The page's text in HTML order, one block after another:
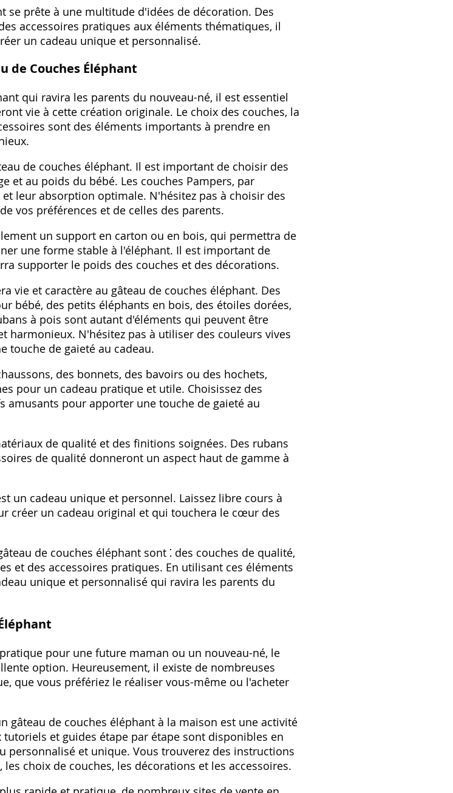
se prête à une multitude d'idées de décoration. Des
accessoires pratiques aux éléments thématiques, il
un cadeau unique et personnalisé.
de Couches Éléphant
qui ravira les parents du nouveau-né, il est essentiel
vie à cette création originale. Le choix des couches, la
sont des éléments importants à prendre en
de couches éléphant. Il est important de choisir des
et au poids du bébé. Les couches Pampers, par
leur absorption optimale. N'hésitez pas à choisir des
vos préférences et de celles des parents.
un support en carton ou en bois, qui permettra de
une forme stable à l'éléphant. Il est important de
supporter le poids des couches et des décorations.
vie et caractère au gâteau de couches éléphant. Des
bébé, des petits éléphants en bois, des étoiles dorées,
à pois sont autant d'éléments qui peuvent être
harmonieux. N'hésitez pas à utiliser des couleurs vives
touche de gaieté au cadeau.
des bonnets, des bavoirs ou des hochets,
pour un cadeau pratique et utile. Choisissez des
amusants pour apporter une touche de gaieté au
de qualité et des finitions soignées. Des rubans
de qualité donneront un aspect haut de gamme à
un cadeau unique et personnel. Laissez libre cours à
créer un cadeau original et qui touchera le cœur des
de couches éléphant sont ⁚ des couches de qualité,
et des accessoires pratiques. En utilisant ces éléments
unique et personnalisé qui ravira les parents du
pour une future maman ou un nouveau-né, le
option. Heureusement, il existe de nombreuses
que vous préfériez le réaliser vous-même ou l'acheter
gâteau de couches éléphant à la maison est une activité
et guides étape par étape sont disponibles en
personnalisé et unique. Vous trouverez des instructions
choix de couches, les décorations et les accessoires.